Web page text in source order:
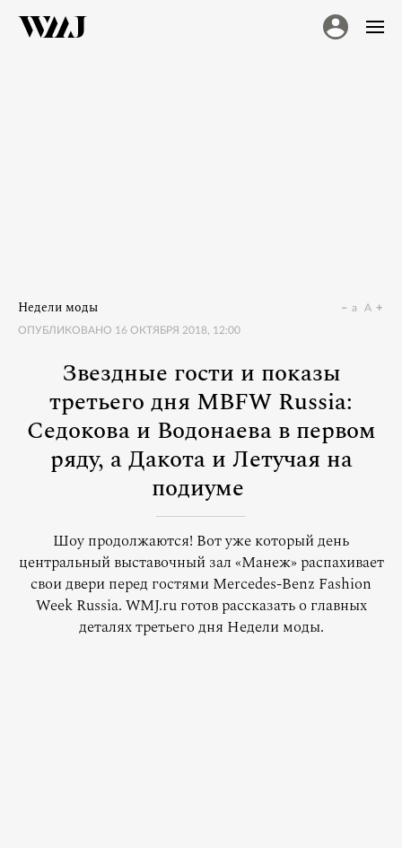
Недели моды
ОПУБЛИКОВАНО 16 ОКТЯБРЯ 2018, 12:00
a A
Звездные гости и показы
третьего дня MBFW Russia:
Седокова и Водонаева в первом
ряду, а Дакота и Летучая на
подиуме
Шоу продолжаются! Вот уже который день
центральный выставочный зал «Манеж» распахивает
свои двери перед гостями Mercedes-Benz Fashion
Week Russia. WMJ.ru готов рассказать о главных
деталях третьего дня Недели моды.